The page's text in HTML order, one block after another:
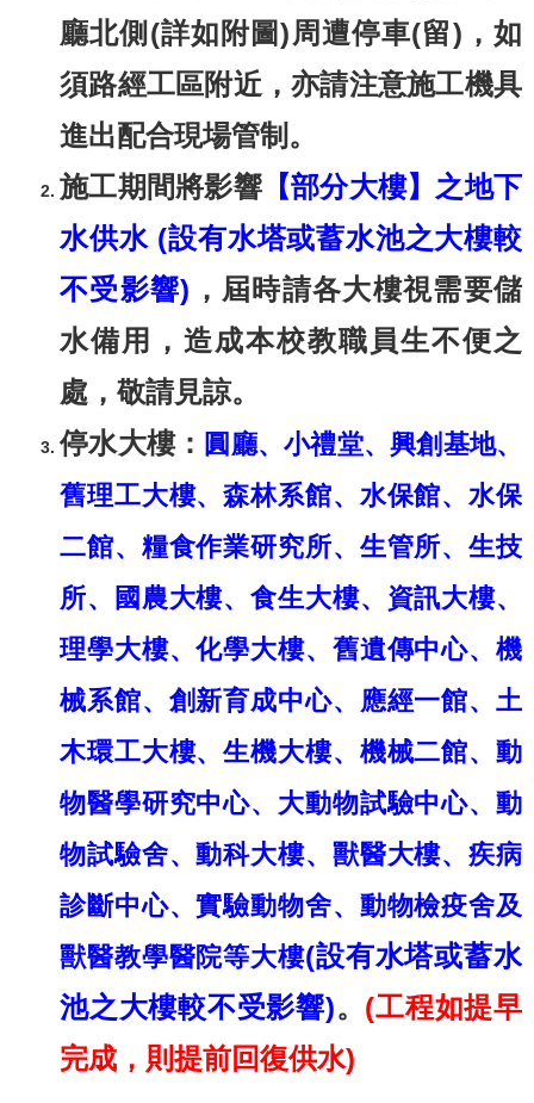
廳北側(詳如附圖)周遭停車(留)，如
須路經工區附近，亦請注意施工機具
進出配合現場管制。
施工期間將影響【部分大樓】之地下
水供水 (設有水塔或蓄水池之大樓較
不受影響) ，屆時請各大樓視需要儲
水備用，造成本校教職員生不便之
處，敬請見諒。
停水大樓： 圓廳、小禮堂、興創基地、
舊理工大樓、森林系館、水保館、水保
二館、糧食作業研究所、生管所、生技
所、國農大樓、食生大樓、資訊大樓、
理學大樓、化學大樓、舊遺傳中心、機
械系館、創新育成中心、應經一館、土
木環工大樓、生機大樓、機械二館、動
物醫學研究中心、大動物試驗中心、動
物試驗舍、動科大樓、獸醫大樓、疾病
診斷中心、實驗動物舍、動物檢疫舍及
獸醫教學醫院等大樓(設有水塔或蓄水
池之大樓較不受影響)。 (工程如提早
完成，則提前回復供水)